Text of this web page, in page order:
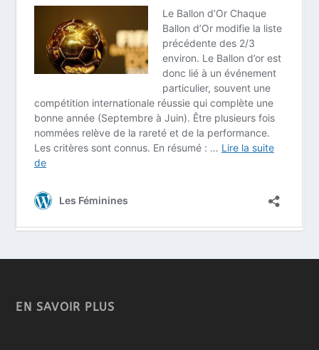
EN SAVOIR PLUS